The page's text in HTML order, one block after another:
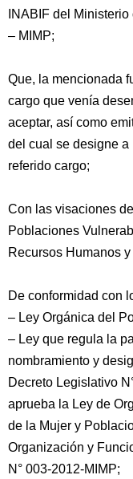
INABIF del
– MIMP;
Que, la mencionada
cargo que venía
aceptar, así como
del cual se designe a
referido cargo;
Con las visaciones
Poblaciones
Recursos Humanos
De conformidad con
– Ley Orgánica del
– Ley que regula la
nombramiento y
Decreto Legislativo
aprueba la Ley de
de la Mujer y
Organización y
N° 003-2012-MIMP;